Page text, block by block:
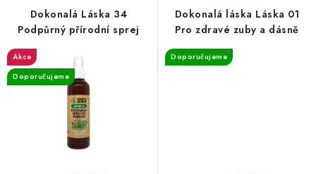
Dokonalá Láska 34
Podpůrný přírodní sprej
Akce
Doporučujeme
Dokonalá láska Láska 01
Pro zdravé zuby a dásně
Doporučujeme